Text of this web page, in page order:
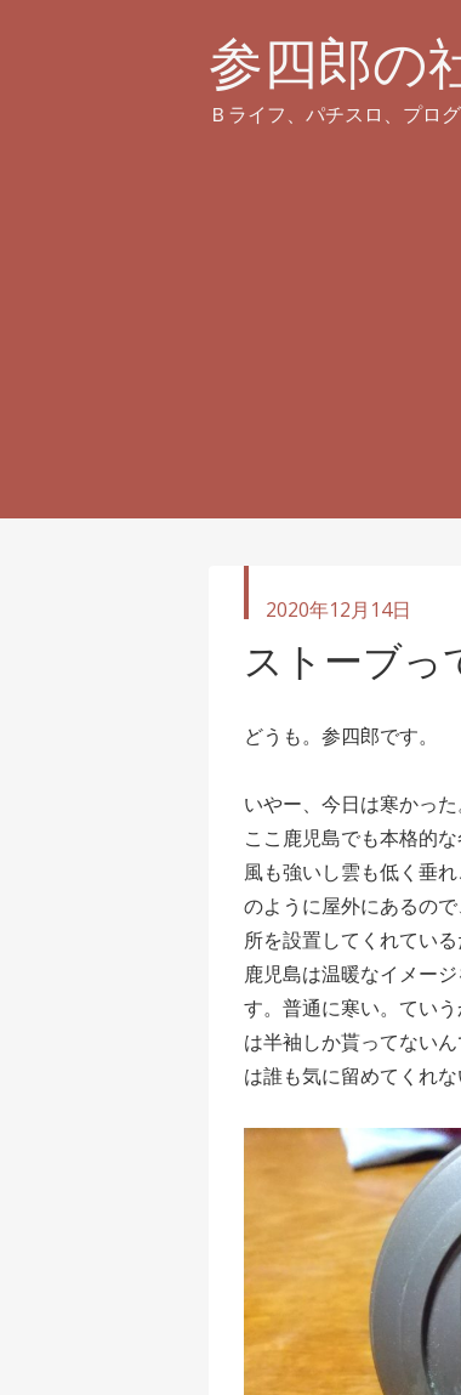
参四郎の
Ｂライフ、パチスロ、プロ
投
日
2020年12月14日
ストーブっ
どうも。参四郎です。
いやー、今日は寒かった
ここ鹿児島でも本格的
風も強いし雲も低く垂
のように屋外にあるの
所を設置してくれてい
鹿児島は温暖なイメー
す。普通に寒い。てい
は半袖しか貰ってない
は誰も気に留めてくれ